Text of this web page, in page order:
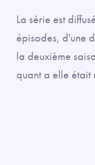
La série est
épisodes, d'une
la deuxième
quant a elle